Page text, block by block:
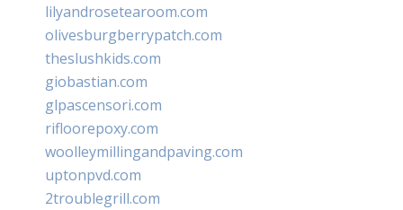
lilyandrosetearoom.com
olivesburgberrypatch.com
theslushkids.com
giobastian.com
glpascensori.com
rifloorepoxy.com
woolleymillingandpaving.com
uptonpvd.com
2troublegrill.com